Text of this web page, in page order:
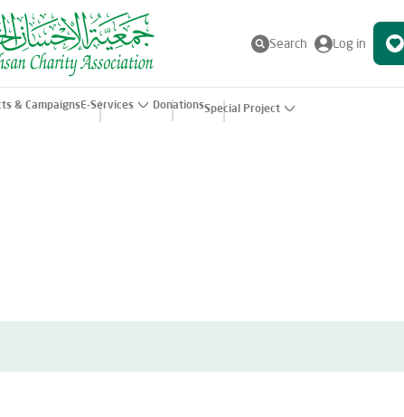
Search Log in
& CampaignsE-Services DonationsSpecial Project